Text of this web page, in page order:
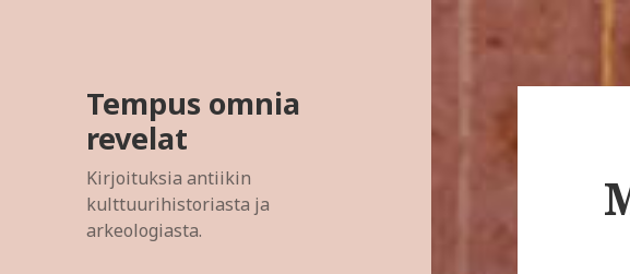
Tempus omnia
revelat
Kirjoituksia antiikin
kulttuurihistoriasta ja
arkeologiasta.